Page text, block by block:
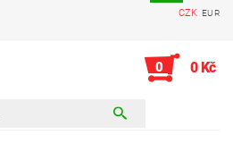
CZK EUR
0 0 Kč